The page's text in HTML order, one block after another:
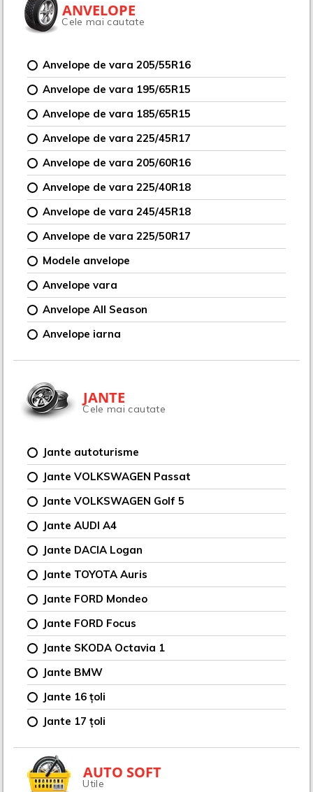
ANVELOPE
Cele mai cautate
Anvelope de vara 205/55R16
Anvelope de vara 195/65R15
Anvelope de vara 185/65R15
Anvelope de vara 225/45R17
Anvelope de vara 205/60R16
Anvelope de vara 225/40R18
Anvelope de vara 245/45R18
Anvelope de vara 225/50R17
Modele anvelope
Anvelope vara
Anvelope All Season
Anvelope iarna
JANTE
Cele mai cautate
Jante autoturisme
Jante VOLKSWAGEN Passat
Jante VOLKSWAGEN Golf 5
Jante AUDI A4
Jante DACIA Logan
Jante TOYOTA Auris
Jante FORD Mondeo
Jante FORD Focus
Jante SKODA Octavia 1
Jante BMW
Jante 16 țoli
Jante 17 țoli
AUTO SOFT
Utile